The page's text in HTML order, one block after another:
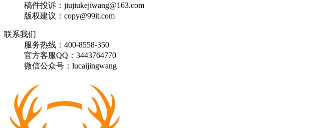
稿件投诉：jiujiukejiwang@163.com
版权建议：copy@99it.com
联系我们
服务热线：400-8558-350
官方客服QQ：3443764770
微信公众号：lucaijingwang